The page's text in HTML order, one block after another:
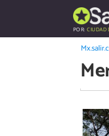
POR:CIUDAD